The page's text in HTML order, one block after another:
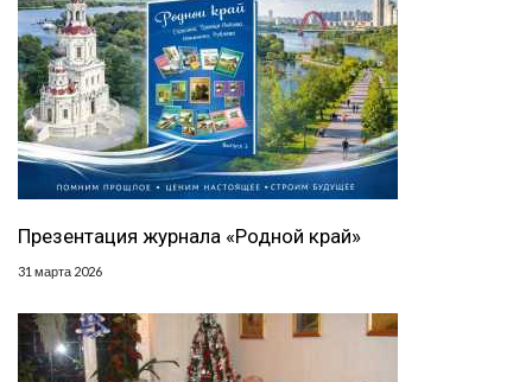
Презентация журнала «Родной край»
31 марта 2026